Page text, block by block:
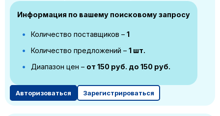
Информация по вашему поисковому запросу
Количество поставщиков – 1
Количество предложений – 1 шт.
Диапазон цен – от 150 руб. до 150 руб.
Авторизоваться Зарегистрироваться